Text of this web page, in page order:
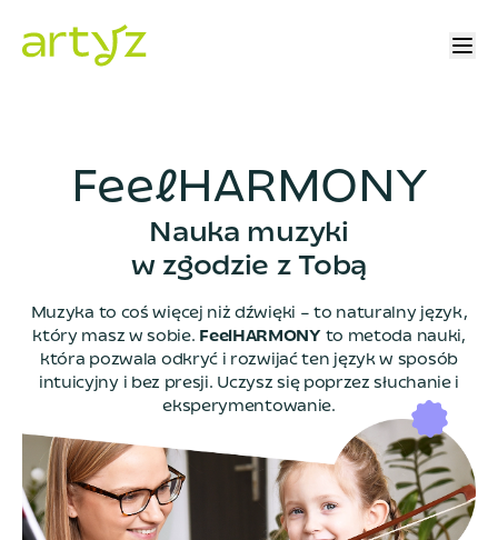
FeelHARMONY
Nauka muzyki
w zgodzie z Tobą
Muzyka to coś więcej niż dźwięki – to naturalny język,
który masz w sobie. FeelHARMONYto metoda nauki,
która pozwala odkryć i rozwijać ten język w sposób
intuicyjny i bez presji. Uczysz się poprzez słuchanie i
eksperymentowanie.